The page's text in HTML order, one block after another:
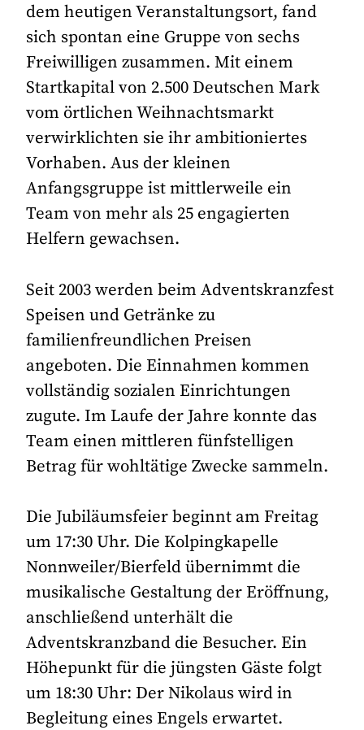
dem heutigen Veranstaltungsort, fand
sich spontan eine Gruppe von sechs
Freiwilligen zusammen. Mit einem
Startkapital von 2.500 Deutschen Mark
vom örtlichen Weihnachtsmarkt
verwirklichten sie ihr ambitioniertes
Vorhaben. Aus der kleinen
Anfangsgruppe ist mittlerweile ein
Team von mehr als 25 engagierten
Helfern gewachsen.
Seit 2003 werden beim Adventskranzfest
Speisen und Getränke zu
familienfreundlichen Preisen
angeboten. Die Einnahmen kommen
vollständig sozialen Einrichtungen
zugute. Im Laufe der Jahre konnte das
Team einen mittleren fünfstelligen
Betrag für wohltätige Zwecke sammeln.
Die Jubiläumsfeier beginnt am Freitag
um 17:30 Uhr. Die Kolpingkapelle
Nonnweiler/Bierfeld übernimmt die
musikalische Gestaltung der Eröffnung,
anschließend unterhält die
Adventskranzband die Besucher. Ein
Höhepunkt für die jüngsten Gäste folgt
um 18:30 Uhr: Der Nikolaus wird in
Begleitung eines Engels erwartet.